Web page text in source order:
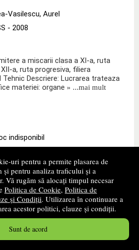
uri pentru a permite plasarea de
și pentru analiza traficului și a
Vă rugăm să alocați timpul necesar
Politica de Cookie, Politica de
și Condiții. Utilizarea în continuare a
acestor politici, clauze și condiții.
Sunt de acord
Vasilescu, Aurel
- 2008
a miscarii clasa a XI-a, ruta
a, ruta progresiva, filiera
Descriere: Lucrarea trateaza
materiei: organe » ...mai mult
indisponibil
alertă stoc